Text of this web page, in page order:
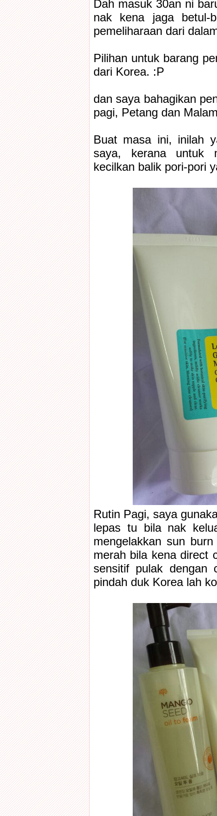
Dah masuk 30an ni
nak kena jaga betul-
pemeliharaan dari
Pilihan untuk barang
dari Korea. :P
dan saya bahagikan
pagi, Petang dan
Buat masa ini, inilah
saya, kerana untuk
kecilkan balik pori-pori
Rutin Pagi, saya
lepas tu bila nak
mengelakkan sun
merah bila kena direct
sensitif pulak dengan
pindah duk Korea lah